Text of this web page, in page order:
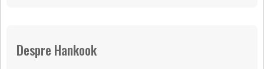
Despre Hankook